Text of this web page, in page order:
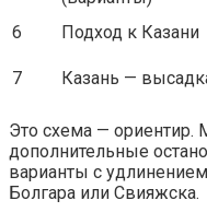
6 Подход к Казани
7
Казань —
Это схема — ориентир.
дополнительные
варианты с
Болгара или Свияжска.